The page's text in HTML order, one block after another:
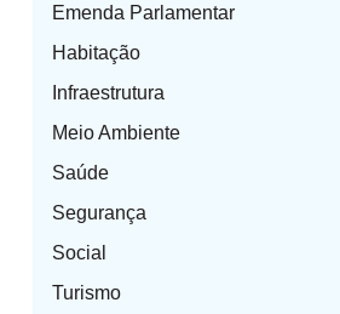
Emenda Parlamentar
Habitação
Infraestrutura
Meio Ambiente
Saúde
Segurança
Social
Turismo